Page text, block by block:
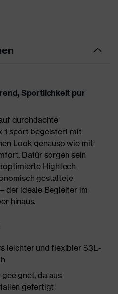
Sportlichkeit pur
durchdachte
1 sport begeistert mit
Look genauso wie mit
Dafür sorgen sein
Hightech-
gestaltete
der ideale Begleiter im
hinaus.
leichter und flexibler S3L-
da aus
gefertigt